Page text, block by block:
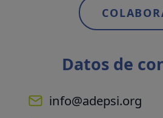
Datos de
info@adepsi.org